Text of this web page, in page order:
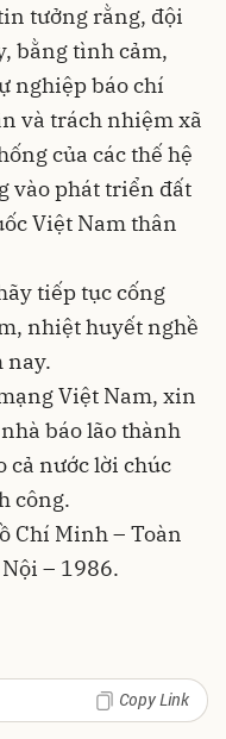
tưởng rằng, đội
bằng tình cảm,
nghiệp báo chí
và trách nhiệm xã
của các thế hệ
vào phát triển đất
Việt Nam thân
tiếp tục cống
nhiệt huyết nghề
nay.
Việt Nam, xin
báo lão thành
cả nước lời chúc
công.
Chí Minh – Toàn
– 1986.
Copy Link